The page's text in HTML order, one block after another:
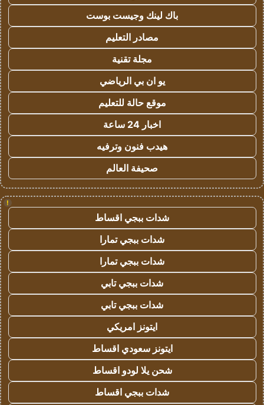
باك لينك وجيست بوست
مصادر التعليم
مجلة تقنية
يو ان بي الرياضي
موقع حالة للتعليم
اخبار 24 ساعة
هيدب فنون وترفيه
صحيفة العالم
!
شدات ببجي اقساط
شدات ببجي تمارا
شدات ببجي تمارا
شدات ببجي تابي
شدات ببجي تابي
ايتونز امريكي
ايتونز سعودي اقساط
شحن يلا لودو اقساط
شدات ببجي اقساط